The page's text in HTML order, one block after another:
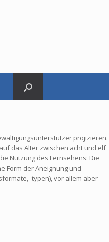
projizieren.
das Alter zwischen acht und elf
Nutzung des Fernsehens: Die
Form der Aneignung und
-typen), vor allem aber